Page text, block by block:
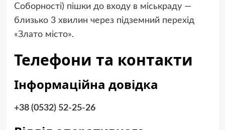
Соборності) пішки до входу в міськраду —
близько 3 хвилин через підземний перехід
«Злато місто».
Телефони та контакти
Інформаційна довідка
+38 (0532) 52-25-26